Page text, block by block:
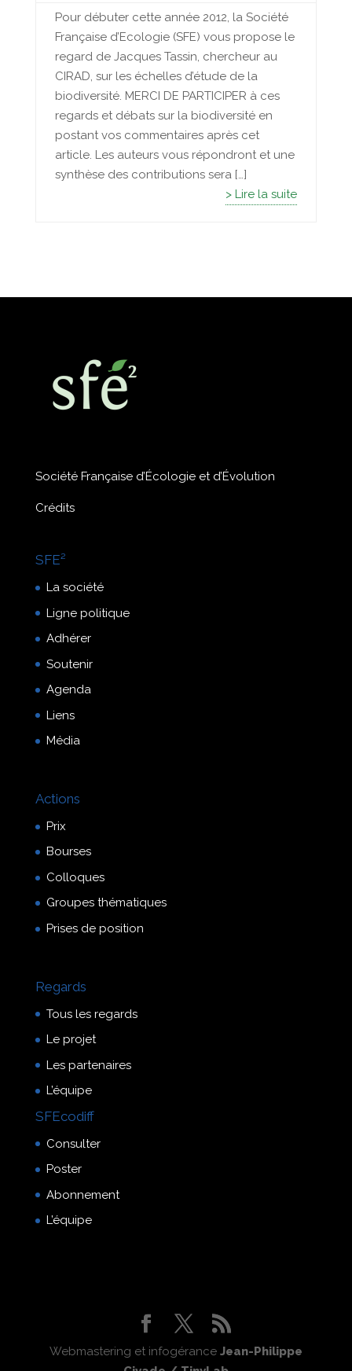
Pour débuter cette année 2012, la Société
Française d’Ecologie (SFE) vous propose le
regard de Jacques Tassin, chercheur au
CIRAD, sur les échelles d’étude de la
biodiversité. MERCI DE PARTICIPER à ces
regards et débats sur la biodiversité en
postant vos commentaires après cet
article. Les auteurs vous répondront et une
synthèse des contributions sera […]
> Lire la suite
Société Française d’Écologie et d’Évolution
Crédits
SFE²
La société
Ligne politique
Adhérer
Soutenir
Agenda
Liens
Média
Actions
Prix
Bourses
Colloques
Groupes thématiques
Prises de position
Regards
Tous les regards
Le projet
Les partenaires
L’équipe
SFEcodiff
Consulter
Poster
Abonnement
L’équipe
Webmastering et infogérance Jean-Philippe